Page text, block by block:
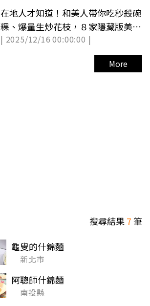
在地人才知道！和美人帶你吃秒殺碗
粿、爆量生炒花枝，８家隱藏版美食
推薦
| 2025/12/16 00:00:00 |
More
搜尋結果7筆
龜叟的什錦麵
新北市
阿聰師什錦麵
南投縣